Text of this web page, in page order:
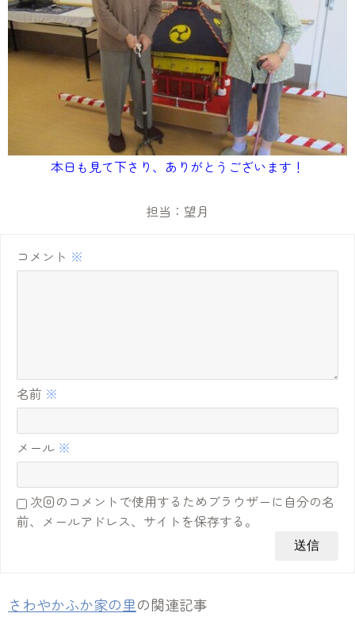
本日も見て下さり、ありがとうございます！
担当：望月
コメント ※
名前 ※
メール ※
次回のコメントで使用するためブラウザーに自分の名
前、メールアドレス、サイトを保存する。
さわやかふか家の里の関連記事